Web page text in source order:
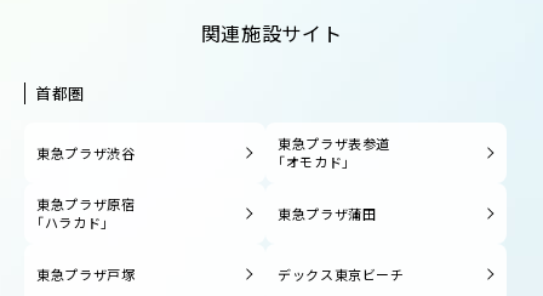
関連施設サイト
首都圏
東急プラザ渋谷
東急プラザ表参道
「オモカド」
東急プラザ原宿
「ハラカド」
東急プラザ蒲田
東急プラザ戸塚 デックス東京ビーチ